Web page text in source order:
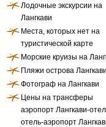
Лодочные экскурсии на
Лангкави
Места, которых нет на
туристической карте
Морские круизы на
Пляжи острова Лангкави
Фотограф на Лангкави
Цены на трансферы
аэропорт Лангкави-
отель-аэропорт